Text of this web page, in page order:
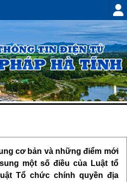
cơ bản và những điểm mới
một số điều của Luật tổ
Tổ chức chính quyền địa